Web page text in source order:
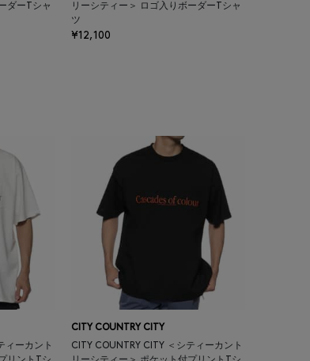
ダーTシャ
リーシティー＞ ロゴ入りボーダーTシャ
ツ
¥12,100
ィーカント
CITY COUNTRY CITY
CITY COUNTRY CITY ＜シティーカント